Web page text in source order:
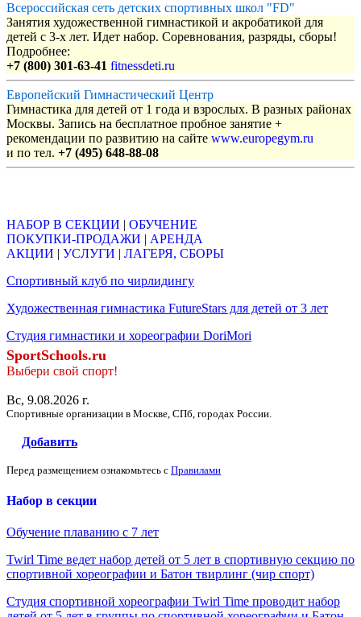
Всероссийская сеть детских спортивных школ "FD"
Занятия художественной гимнастикой и акробатикой для
детей с 3-х лет. Идет набор. Соревнования, разряды, сборы!
Подробнее:
+7 (800) 301-63-41 fitnessdeti.ru
Европейский Гимнастический Центр
Гимнастика для детей от 1 года и взрослых. В разных районах
Москвы. Запись на бесплатное пробное занятие +
рекомендации по развитию на сайте www.europegym.ru
и по тел. +7 (495) 648-88-08
НАБОР В СЕКЦИИ | ОБУЧЕНИЕ
ПОКУПКИ-ПРОДАЖИ | АРЕНДА
АКЦИИ | УСЛУГИ | ЛАГЕРЯ, СБОРЫ
Спортивный клуб по чирлидингу
Художественная гимнастика FutureStars для детей от 3 лет
Студия гимнастики и хореографии DoriMori
SportSchools.ru
Выбери свой спорт!
Вс, 9.08.2026 г.
Спортивные организации в Москве, СПб, городах России.
Добавить
Перед размещением ознакомьтесь с Правилами
Набор в секции
Обучение плаванию с 7 лет
Twirl Time ведет набор детей от 5 лет в спортивную секцию по
спортивной хореографии и Батон твирлинг (чир спорт)
Студия спортивной хореографии Twirl Time проводит набор